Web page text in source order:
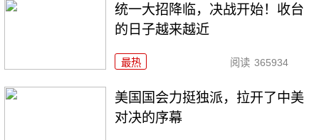
统一大招降临，决战开始！收台
的日子越来越近
最热 阅读 365934
美国国会力挺独派，拉开了中美
对决的序幕